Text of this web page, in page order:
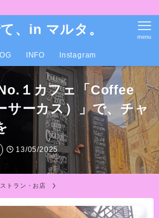
、in マルタ。 menu
INFO Instagram
１カフェ「Coffee
サーカス）」で、チャ
13/05/2025
トラン・お店